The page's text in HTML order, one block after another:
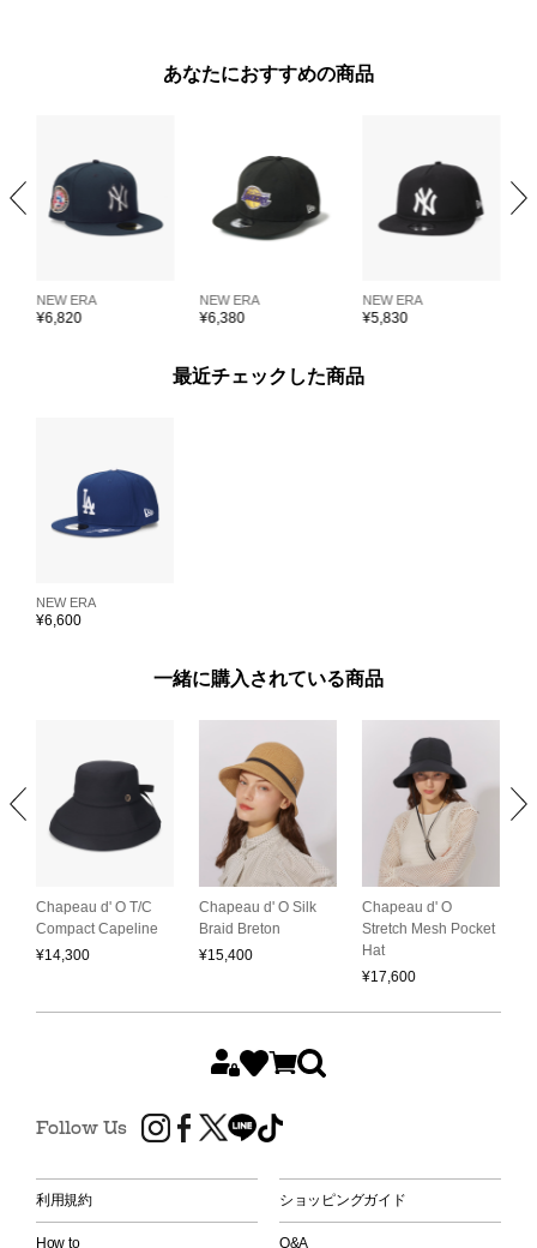
あなたにおすすめの商品
NEW ERA
¥6,820
NEW ERA
¥6,380
NEW ERA
¥5,830
最近チェックした商品
NEW ERA
¥6,600
一緒に購入されている商品
Chapeau d' O T/C
Compact Capeline
¥14,300
Chapeau d' O Silk
Braid Breton
¥15,400
Chapeau d' O
Stretch Mesh Pocket
Hat
¥17,600
Follow Us
利用規約 ショッピングガイド
How to Q&A